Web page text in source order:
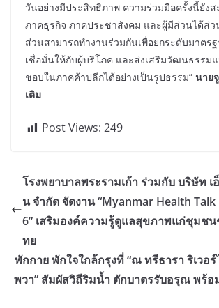
วันอย่างมีประสิทธิภาพ ความร่วมมือครั้งนี้ยังส
ภาคธุรกิจ ภาคประชาสังคม และผู้มีส่วนได้ส่ว
ส่วนสามารถทำงานร่วมกันเพื่อยกระดับมาตร
เชื่อมั่นให้กับผู้บริโภค และส่งเสริมวัฒนธรรม
ชอบในภาคค้าปลีกได้อย่างเป็นรูปธรรม” นาย
เติม
Post Views: 249
โรงพยาบาลพระรามเก้า ร่วมกับ บริษัท เ
น จำกัด จัดงาน “Myanmar Health
6” เสริมองค์ความรู้ดูแลสุขภาพแก่ชุมชน
ทย
พักกาย พักใจใกล้กรุงที่ “ณ ทรีธารา ริเวอ
พวา” สัมผัสวิถีริมน้ำ ตักบาตรรับอรุณ พร้อ